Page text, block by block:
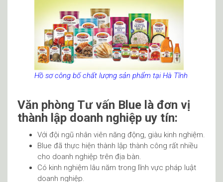
Hồ sơ công bố chất lượng sản phẩm tại Hà Tĩnh
Văn phòng Tư vấn Blue là đơn vị
thành lập doanh nghiệp uy tín:
Với đội ngũ nhân viên năng động, giàu kinh nghiệm.
Blue đã thực hiện thành lập thành công rất nhiều
cho doanh nghiệp trên địa bàn.
Có kinh nghiệm lâu năm trong lĩnh vực pháp luật
doanh nghiệp.